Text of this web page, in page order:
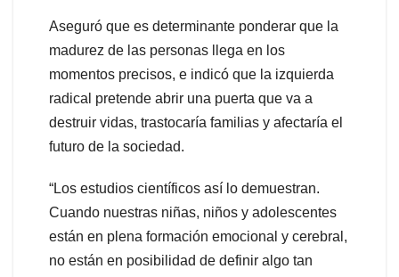
Aseguró que es determinante ponderar que la
madurez de las personas llega en los
momentos precisos, e indicó que la izquierda
radical pretende abrir una puerta que va a
destruir vidas, trastocaría familias y afectaría el
futuro de la sociedad.
“Los estudios científicos así lo demuestran.
Cuando nuestras niñas, niños y adolescentes
están en plena formación emocional y cerebral,
no están en posibilidad de definir algo tan